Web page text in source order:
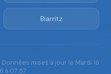
Biarritz
mises à jour le Mardi 16
à 07:57